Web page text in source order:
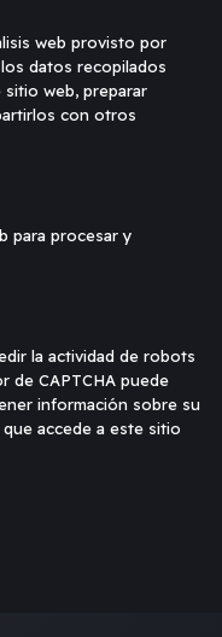
web provisto por
datos recopilados
sitio web, preparar
con otros
para procesar y
la actividad de robots
de CAPTCHA puede
información sobre su
accede a este sitio